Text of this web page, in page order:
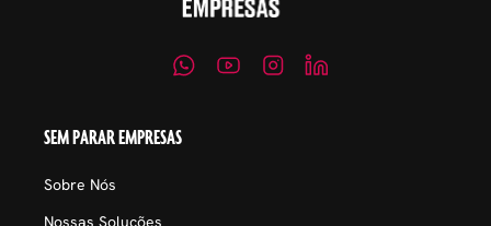
SEM PARAR EMPRESAS
Sobre Nós
Nossas Soluções